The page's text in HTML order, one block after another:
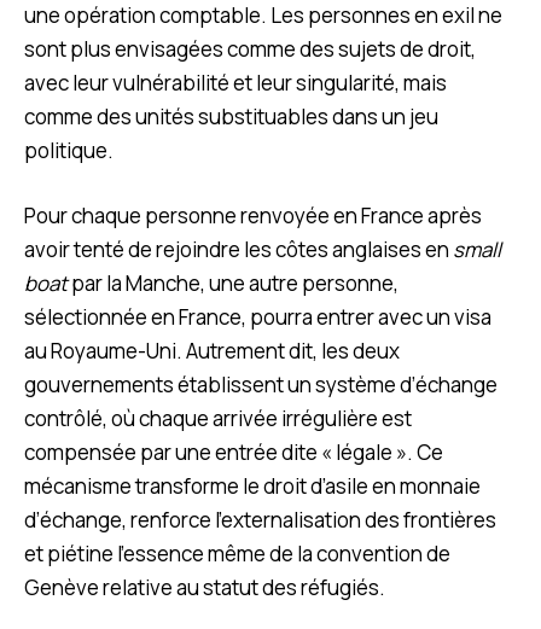
une opération comptable. Les personnes en exil ne
sont plus envisagées comme des sujets de droit,
avec leur vulnérabilité et leur singularité, mais
comme des unités substituables dans un jeu
politique.
Pour chaque personne renvoyée en France après
avoir tenté de rejoindre les côtes anglaises en small
boatpar la Manche, une autre personne,
sélectionnée en France, pourra entrer avec un visa
au Royaume-Uni. Autrement dit, les deux
gouvernements établissent un système d’échange
contrôlé, où chaque arrivée irrégulière est
compensée par une entrée dite « légale ». Ce
mécanisme transforme le droit d’asile en monnaie
d’échange, renforce l’externalisation des frontières
et piétine l’essence même de la convention de
Genève relative au statut des réfugiés.